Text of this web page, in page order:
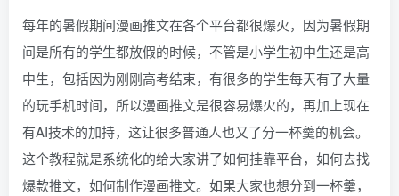
每年的暑假期间漫画推文在各个平台都很爆火，因为暑假期
间是所有的学生都放假的时候，不管是小学生初中生还是高
中生，包括因为刚刚高考结束，有很多的学生每天有了大量
的玩手机时间，所以漫画推文是很容易爆火的，再加上现在
有AI技术的加持，这让很多普通人也又了分一杯羹的机会。
这个教程就是系统化的给大家讲了如何挂靠平台，如何去找
爆款推文，如何制作漫画推文。如果大家也想分到一杯羹，